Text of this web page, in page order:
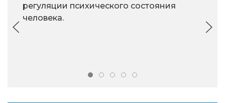
регуляции психического состояния
человека.